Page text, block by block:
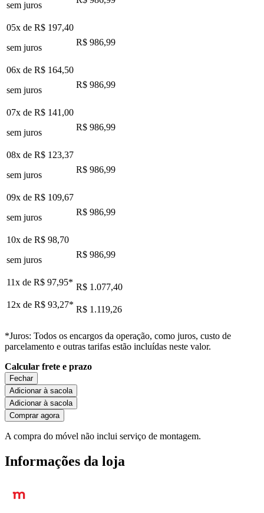
sem juros
05x de R$ 197,40
sem juros
R$ 986,99
06x de R$ 164,50
sem juros
R$ 986,99
07x de R$ 141,00
sem juros
R$ 986,99
08x de R$ 123,37
sem juros
R$ 986,99
09x de R$ 109,67
sem juros
R$ 986,99
10x de R$ 98,70
sem juros
R$ 986,99
11x de R$ 97,95* R$ 1.077,40
12x de R$ 93,27* R$ 1.119,26
*Juros: Todos os encargos da operação, como juros, custo de
parcelamento e outras tarifas estão incluídas neste valor.
Calcular frete e prazo
Fechar
Adicionar à sacola
Adicionar à sacola
Comprar agora
A compra do móvel não inclui serviço de montagem.
Informações da loja